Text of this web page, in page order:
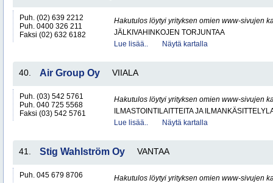
Puh. (02) 639 2212
Puh. 0400 326 211
Faksi (02) 632 6182
Hakutulos löytyi yrityksen omien www-sivujen
JÄLKIVAHINKOJEN TORJUNTAA
Lue lisää..
Näytä kartalla
40. Air Group Oy VIIALA
Puh. (03) 542 5761
Puh. 040 725 5568
Faksi (03) 542 5761
Hakutulos löytyi yrityksen omien www-sivujen
ILMASTOINTILAITTEITA JA
Lue lisää..
Näytä kartalla
41. Stig Wahlström Oy VANTAA
Puh. 045 679 8706
Hakutulos löytyi yrityksen omien www-sivujen